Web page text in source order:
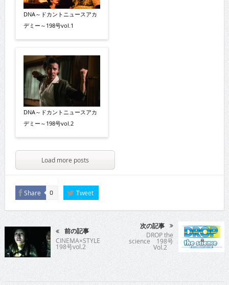
DNA～ドカントニュースアカ
デミー～198号vol.1
DNA～ドカントニュースアカ
デミー～198号vol.2
Load more posts
Share 0 Tweet
前の記事
CINEMA×STYLE
198号vol.2
次の記事
DROP the
science 198号
Vol.2